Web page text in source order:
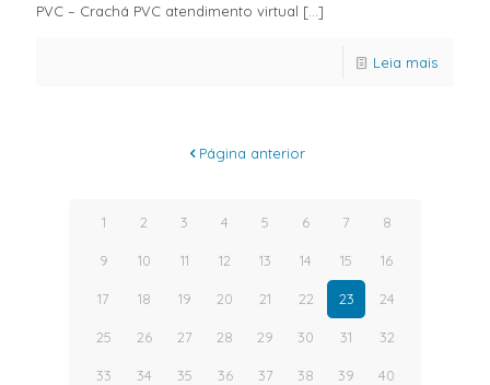
PVC – Crachá PVC atendimento virtual […]
Leia mais
Página anterior
1 2 3 4 5 6 7 8
9 10 11 12 13 14 15 16
17 18 19 20 21 22 23 24
25 26 27 28 29 30 31 32
33 34 35 36 37 38 39 40